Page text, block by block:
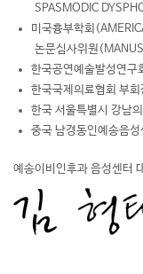
SPASMODIC
미국흉부학회
논문심사위원
한국공연예술발성연구
한국국제의료협회 부회
한국 서울특별시 강남
중국 남경동인예송음
예송이비인후과 음성센터